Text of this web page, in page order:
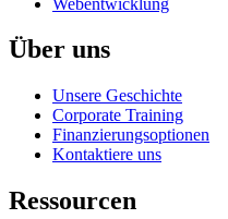
Über uns
Unsere Geschichte
Corporate Training
Finanzierungsoptionen
Kontaktiere uns
Ressourcen